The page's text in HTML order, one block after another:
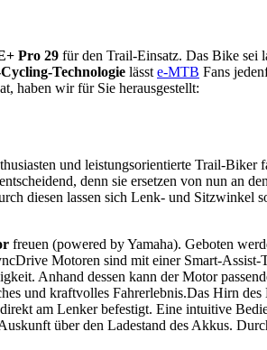
Pro 29 für den Trail-Einsatz. Das Bike
Technologie lässt e-MTB Fans
haben wir für Sie herausgestellt:
und leistungsorientierte Trail-Biker
entscheidend, denn sie ersetzen von nun an
diesen lassen sich Lenk- und Sitzwinkel
freuen (powered by Yamaha). Geboten
Motoren sind mit einer Smart-Assist-
Anhand dessen kann der Motor
und kraftvolles Fahrerlebnis.Das Hirn des
am Lenker befestigt. Eine intuitive
über den Ladestand des Akkus.